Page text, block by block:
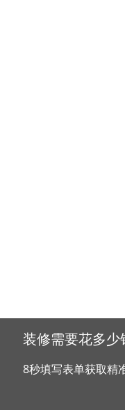
装修需要花多少
8秒填写表单获取精